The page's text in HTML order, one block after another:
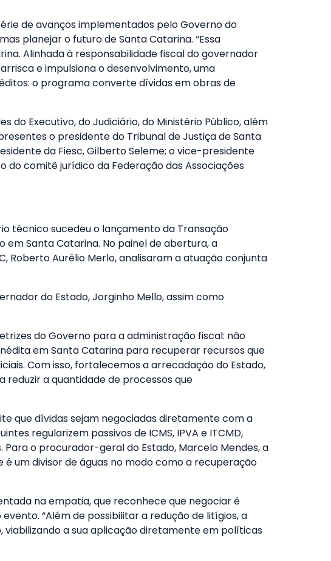
de avanços implementados pelo Governo do
planejar o futuro de Santa Catarina. “Essa
Alinhada à responsabilidade fiscal do governador
e impulsiona o desenvolvimento, uma
o programa converte dívidas em obras de
Executivo, do Judiciário, do Ministério Público, além
o presidente do Tribunal de Justiça de Santa
da Fiesc, Gilberto Seleme; o vice-presidente
do comitê jurídico da Federação das Associações
técnico sucedeu o lançamento da Transação
Santa Catarina. No painel de abertura, a
Roberto Aurélio Merlo, analisaram a atuação conjunta
do Estado, Jorginho Mello, assim como
do Governo para a administração fiscal: não
em Santa Catarina para recuperar recursos que
Com isso, fortalecemos a arrecadação do Estado,
a quantidade de processos que
que dívidas sejam negociadas diretamente com a
regularizem passivos de ICMS, IPVA e ITCMD,
o procurador-geral do Estado, Marcelo Mendes, a
um divisor de águas no modo como a recuperação
na empatia, que reconhece que negociar é
“Além de possibilitar a redução de litígios, a
a sua aplicação diretamente em políticas